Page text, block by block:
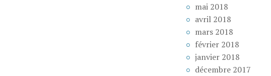
mai 2018
avril 2018
mars 2018
février 2018
janvier 2018
décembre 2017